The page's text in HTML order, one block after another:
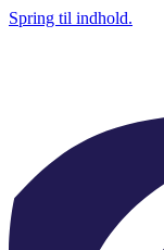
Spring til indhold.